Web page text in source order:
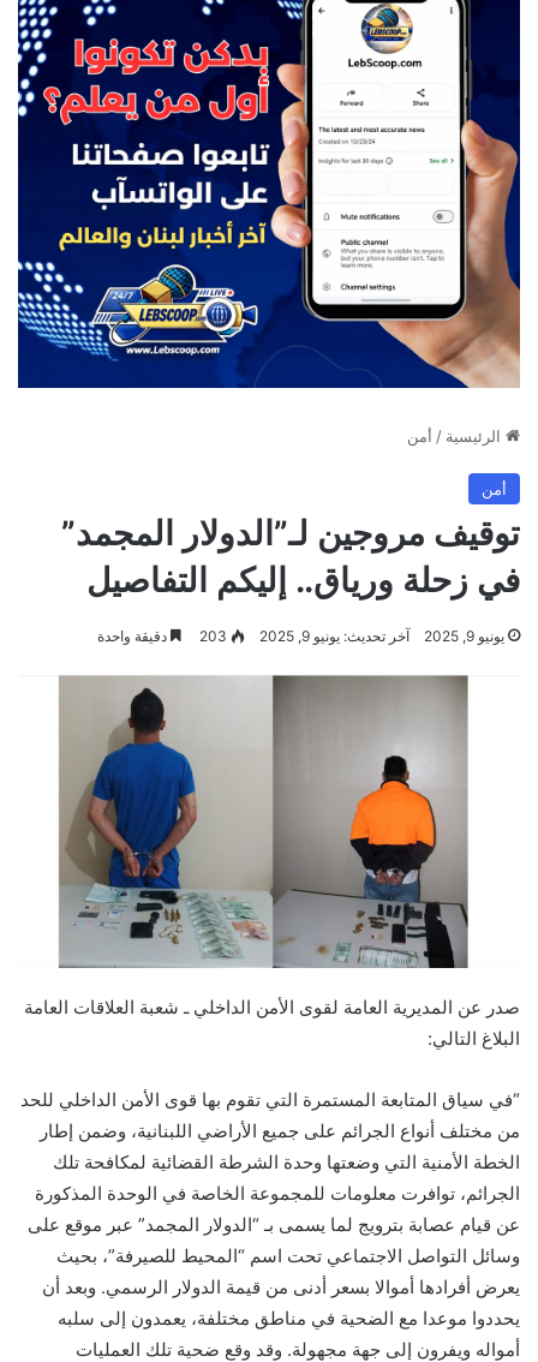
الرئيسية / أمن
أمن
توقيف مروجين لـ”الدولار المجمد”
في زحلة ورياق.. إليكم التفاصيل
يونيو 9, 2025 آخر تحديث: يونيو 9, 2025 203 دقيقة واحدة
صدر عن المديرية العامة لقوى الأمن الداخلي ـ شعبة العلاقات العامة
البلاغ التالي:
“في سياق المتابعة المستمرة التي تقوم بها قوى الأمن الداخلي للحد
من مختلف أنواع الجرائم على جميع الأراضي اللبنانية، وضمن إطار
الخطة الأمنية التي وضعتها وحدة الشرطة القضائية لمكافحة تلك
الجرائم، توافرت معلومات للمجموعة الخاصة في الوحدة المذكورة
عن قيام عصابة بترويج لما يسمى بـ “الدولار المجمد” عبر موقع على
وسائل التواصل الاجتماعي تحت اسم “المحيط للصيرفة”، بحيث
يعرض أفرادها أموالا بسعر أدنى من قيمة الدولار الرسمي. وبعد أن
يحددوا موعدا مع الضحية في مناطق مختلفة، يعمدون إلى سلبه
أمواله ويفرون إلى جهة مجهولة. وقد وقع ضحية تلك العمليات